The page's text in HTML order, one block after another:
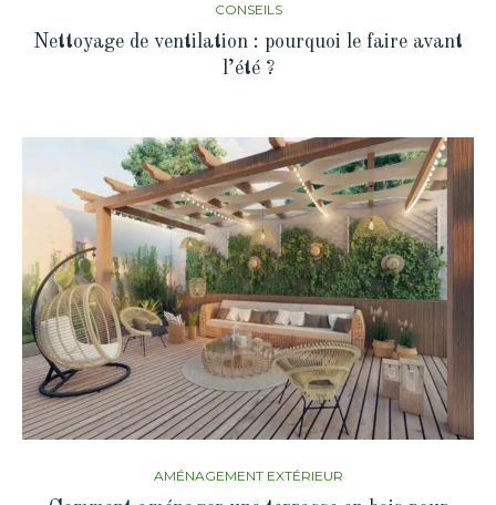
CONSEILS
Nettoyage de ventilation : pourquoi le faire avant
l’été ?
AMÉNAGEMENT EXTÉRIEUR